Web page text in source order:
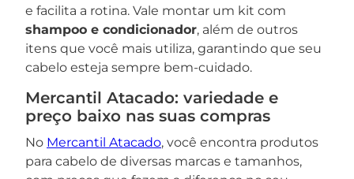
e facilita a rotina. Vale montar um kit com
shampoo e condicionador, além de outros
itens que você mais utiliza, garantindo que seu
cabelo esteja sempre bem-cuidado.
Mercantil Atacado: variedade e
preço baixo nas suas compras
No Mercantil Atacado, você encontra produtos
para cabelo de diversas marcas e tamanhos,